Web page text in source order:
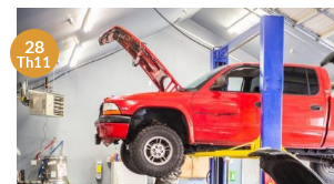
28
Th11